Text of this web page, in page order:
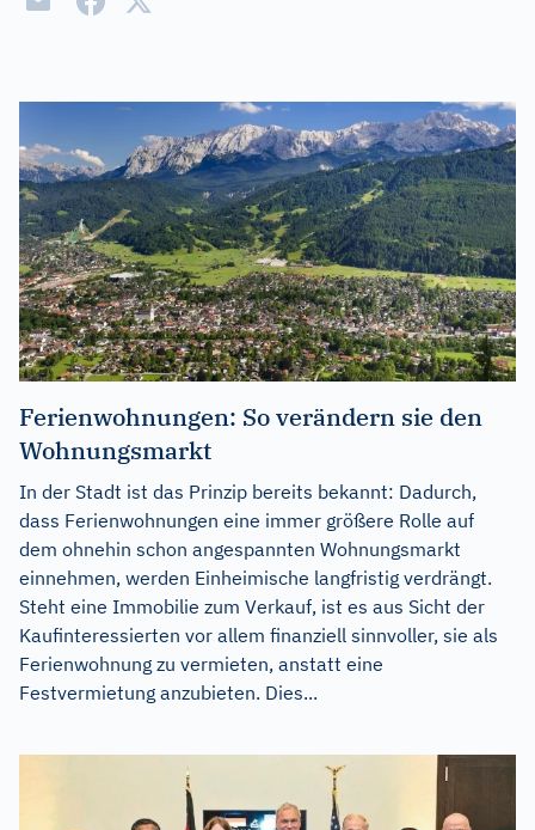
Ferienwohnungen: So verändern sie den
Wohnungsmarkt
In der Stadt ist das Prinzip bereits bekannt: Dadurch,
dass Ferienwohnungen eine immer größere Rolle auf
dem ohnehin schon angespannten Wohnungsmarkt
einnehmen, werden Einheimische langfristig verdrängt.
Steht eine Immobilie zum Verkauf, ist es aus Sicht der
Kaufinteressierten vor allem finanziell sinnvoller, sie als
Ferienwohnung zu vermieten, anstatt eine
Festvermietung anzubieten. Dies...